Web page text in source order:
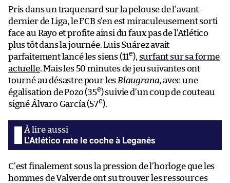
Pris dans un traquenard sur la pelouse de l’avant-
dernier de Liga, le FCB s’en est miraculeusement sorti
face au Rayo et profite ainsi du faux pas de l’Atlético
plus tôt dans la journée. Luis Suárez avait
parfaitement lancé les siens (11e), surfant sur sa forme
actuelle. Mais les 50 minutes de jeu suivantes ont
tourné au désastre pour les Blaugrana, avec une
égalisation de Pozo (35e) suivie d’un coup de couteau
signé Álvaro García (57e).
L’Atlético rate le coche à Leganés
C’est finalement sous la pression de l’horloge que les
hommes de Valverde ont su trouver les ressources